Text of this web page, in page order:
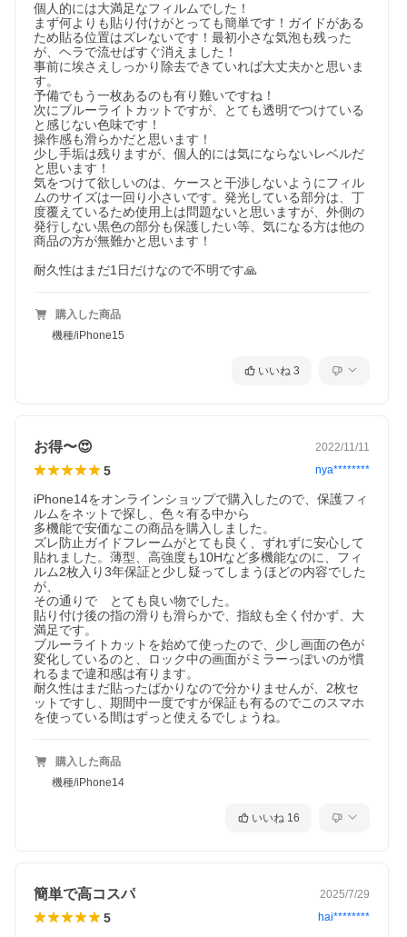
個人的には大満足なフィルムでした！
まず何よりも貼り付けがとっても簡単です！ガイドがある
ため貼る位置はズレないです！最初小さな気泡も残った
が、ヘラで流せばすぐ消えました！
事前に埃さえしっかり除去できていれば大丈夫かと思いま
す。
予備でもう一枚あるのも有り難いですね！
次にブルーライトカットですが、とても透明でつけている
と感じない色味です！
操作感も滑らかだと思います！
少し手垢は残りますが、個人的には気にならないレベルだ
と思います！
気をつけて欲しいのは、ケースと干渉しないようにフィル
ムのサイズは一回り小さいです。発光している部分は、丁
度覆えているため使用上は問題ないと思いますが、外側の
発行しない黒色の部分も保護したい等、気になる方は他の
商品の方が無難かと思います！
耐久性はまだ1日だけなので不明です🙏
購入した商品
機種/iPhone15
いいね 3
お得〜😍 2022/11/11
5 nya********
iPhone14をオンラインショップで購入したので、保護フィ
ルムをネットで探し、色々有る中から
多機能で安価なこの商品を購入しました。
ズレ防止ガイドフレームがとても良く、ずれずに安心して
貼れました。薄型、高強度も10Hなど多機能なのに、フィ
ルム2枚入り3年保証と少し疑ってしまうほどの内容でした
が、
その通りで　とても良い物でした。
貼り付け後の指の滑りも滑らかで、指紋も全く付かず、大
満足です。
ブルーライトカットを始めて使ったので、少し画面の色が
変化しているのと、ロック中の画面がミラーっぽいのが慣
れるまで違和感は有ります。
耐久性はまだ貼ったばかりなので分かりませんが、2枚セ
ットですし、期間中一度ですが保証も有るのでこのスマホ
を使っている間はずっと使えるでしょうね。
購入した商品
機種/iPhone14
いいね 16
簡単で高コスパ 2025/7/29
5 hai********